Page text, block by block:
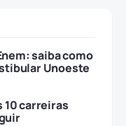
saiba como
Unoeste
10 carreiras